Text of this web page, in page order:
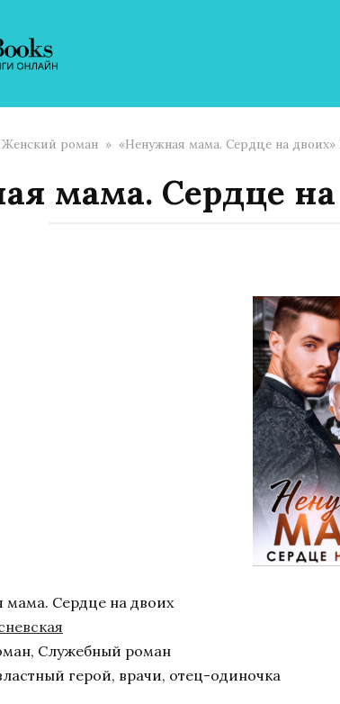
Женский роман » «Ненужная мама. Сердце на двоих»
мама. Сердце на
мама. Сердце на двоих
Служебный роман
герой, врачи, отец-одиночка